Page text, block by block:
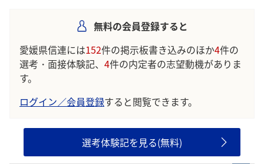
無料の会員登録すると
愛媛県信連には152件の掲示板書き込みのほか4件の
選考・面接体験記、 4件の内定者の志望動機がありま
す。
ログイン／会員登録すると閲覧できます。
選考体験記を見る(無料)